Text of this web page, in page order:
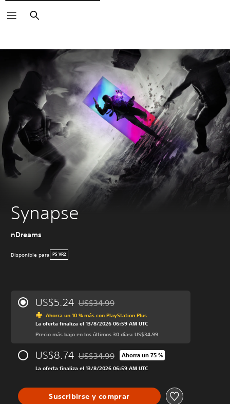
Buscar
Synapse
nDreams
Disponible para PS VR2
US$5.24 Rebajado del precio original de US$34.99
US$34.99
Ahorra un 10 % más con PlayStation Plus
La oferta finaliza el 13/8/2026 06:59 AM UTC
Precio más bajo en los últimos 30 días: US$34.99
US$8.74 Rebajado del precio original de US$34.99
US$34.99 Ahorra un 75 %
La oferta finaliza el 13/8/2026 06:59 AM UTC
Suscribirse y comprar